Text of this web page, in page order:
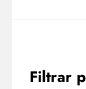
Filtrar